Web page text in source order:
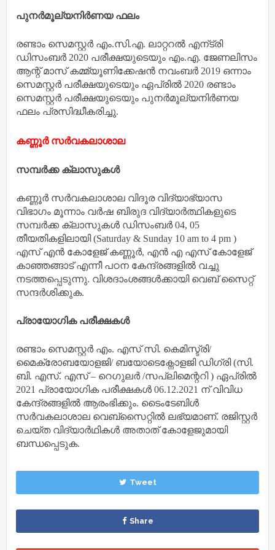
പുനര്‍മൂല്യനിര്‍ണയ ഫലം
രണ്ടാം സെമസ്റ്റര്‍ എം.സി.എ. ലാറ്ററല്‍ എന്ട്രി
ഡിസംബര്‍ 2020 പരീക്ഷയുടെയും എം.എ. ജേണലിസം
ആന്റ് മാസ് കമ്മ്യൂണിക്കേഷന്‍ നവംബര്‍ 2019 ഒന്നാം
സെമസ്റ്റര്‍ പരീക്ഷയുടെയും ഏപ്രില്‍ 2020 രണ്ടാം
സെമസ്റ്റര്‍ പരീക്ഷയുടെയും പുനര്‍മൂല്യനിര്‍ണയ
ഫലം പ്രസിദ്ധീകരിച്ചു.
കണ്ണൂർ സർവകലാശാല
സമ്പർക്ക ക്ലാസുകൾ
കണ്ണൂർ സർവകലാശാല വിദൂര വിദ്യാഭ്യാസ
വിഭാഗം മൂന്നാം വർഷ ബിരുദ വിദ്യാർത്ഥികളുടെ
സമ്പർക്ക ക്ലാസുകൾ ഡിസംബർ 04, 05
തീയതികളിലായി (Saturday & Sunday 10 am to 4 pm )
എസ് എൻ കോളേജ് കണ്ണൂർ, എൻ എ എസ് കോളേജ്
കാഞ്ഞങ്ങാട് എന്നീ പഠന കേന്ദ്രങ്ങളിൽ വച്ചു
നടത്തപ്പെടുന്നു. വിശദാംശങ്ങൾക്കായി വെബ് സൈറ്റ്
സന്ദർശിക്കുക.
പ്രായോഗിക പരീക്ഷകൾ
രണ്ടാം സെമസ്റ്റർ എം. എസ് സി. കെമിസ്ട്രി/
മൈക്രോബയോളജി/ ബയോടെക്നോളജി ഡിഗ്രി (സി.
ബി. എസ്. എസ് – റെഗുലർ /സപ്ലിമെന്ററി ) ഏപ്രിൽ
2021 പ്രായോഗിക പരീക്ഷകൾ 06.12.2021 ന് വിവിധ
കേന്ദ്രങ്ങളിൽ ആരംഭിക്കും. ടൈംടേബിൾ
സർവകലാശാല വെബ്സൈറ്റിൽ ലഭ്യമാണ്. രജിസ്റ്റർ
ചെയ്ത വിദ്യാർഥികൾ അതാത് കോളേജുമായി
ബന്ധപ്പെടുക.
Tweet
Share